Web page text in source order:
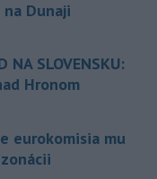
Dunaji
NA SLOVENSKU:
Hronom
eurokomisia mu